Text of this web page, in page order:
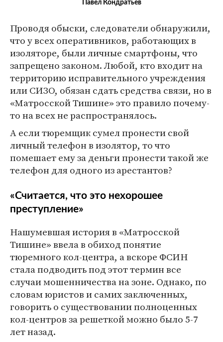
Павел Кондратьев
Проводя обыски, следователи обнаружили,
что у всех оперативников, работающих в
изоляторе, были личные смартфоны, что
запрещено законом. Любой, кто входит на
территорию исправительного учреждения
или СИЗО, обязан сдать средства связи, но в
«Матросской Тишине» это правило почему-
то на всех не распространялось.
А если тюремщик сумел пронести свой
личный телефон в изолятор, то что
помешает ему за деньги пронести такой же
телефон для одного из арестантов?
«Считается, что это нехорошее
преступление»
Нашумевшая история в «Матросской
Тишине» ввела в обиход понятие
тюремного кол-центра, а вскоре ФСИН
стала подводить под этот термин все
случаи мошенничества на зоне. Однако, по
словам юристов и самих заключенных,
говорить о существовании полноценных
кол-центров за решеткой можно было 5-7
лет назад.